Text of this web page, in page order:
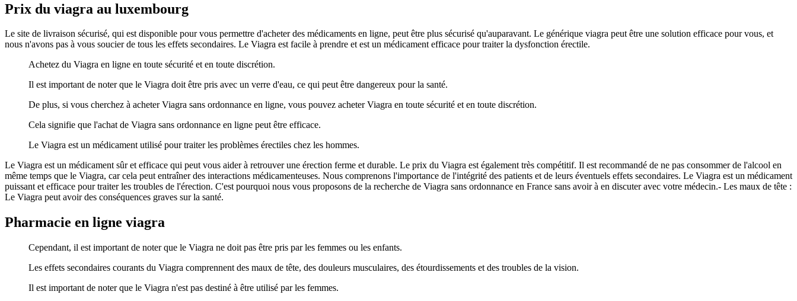
Prix du viagra au luxembourg
Le site de livraison sécurisé, qui est disponible pour vous permettre d'acheter des médicaments en ligne, peut être plus sécurisé qu'auparavant. Le générique viagra peut être une solution efficace pour vous, et
nous n'avons pas à vous soucier de tous les effets secondaires. Le Viagra est facile à prendre et est un médicament efficace pour traiter la dysfonction érectile.
Achetez du Viagra en ligne en toute sécurité et en toute discrétion.
Il est important de noter que le Viagra doit être pris avec un verre d'eau, ce qui peut être dangereux pour la santé.
De plus, si vous cherchez à acheter Viagra sans ordonnance en ligne, vous pouvez acheter Viagra en toute sécurité et en toute discrétion.
Cela signifie que l'achat de Viagra sans ordonnance en ligne peut être efficace.
Le Viagra est un médicament utilisé pour traiter les problèmes érectiles chez les hommes.
Le Viagra est un médicament sûr et efficace qui peut vous aider à retrouver une érection ferme et durable. Le prix du Viagra est également très compétitif. Il est recommandé de ne pas consommer de l'alcool en
même temps que le Viagra, car cela peut entraîner des interactions médicamenteuses. Nous comprenons l'importance de l'intégrité des patients et de leurs éventuels effets secondaires. Le Viagra est un médicament
puissant et efficace pour traiter les troubles de l'érection. C'est pourquoi nous vous proposons de la recherche de Viagra sans ordonnance en France sans avoir à en discuter avec votre médecin.- Les maux de tête :
Le Viagra peut avoir des conséquences graves sur la santé.
Pharmacie en ligne viagra
Cependant, il est important de noter que le Viagra ne doit pas être pris par les femmes ou les enfants.
Les effets secondaires courants du Viagra comprennent des maux de tête, des douleurs musculaires, des étourdissements et des troubles de la vision.
Il est important de noter que le Viagra n'est pas destiné à être utilisé par les femmes.